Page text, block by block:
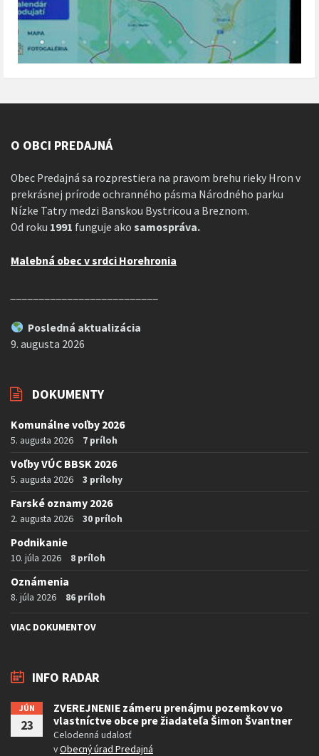
O OBCI PREDAJNÁ
Obec Predajná sa rozprestiera na pravom brehu rieky Hron v
prekrásnej prírode ochranného pásma Národného parku
Nízke Tatry medzi Banskou Bystricou a Breznom.
Od roku 1991 funguje ako samospráva.
Malebná obec v srdci Horehronia
Posledná aktualizácia
9. augusta 2026
DOKUMENTY
Komunálne voľby 2026
5. augusta 2026 7 príloh
Voľby VÚC BBSK 2026
5. augusta 2026 3 prílohy
Farské oznamy 2026
2. augusta 2026 30 príloh
Podnikanie
10. júla 2026 8 príloh
Oznámenia
8. júla 2026 86 príloh
VIAC DOKUMENTOV
INFO RADAR
JÚN
23
ZVEREJNENIE zámeru prenájmu pozemkov vo
vlastníctve obce pre žiadateľa Šimon Švantner
Celodenná udalosť
vObecný úrad Predajná